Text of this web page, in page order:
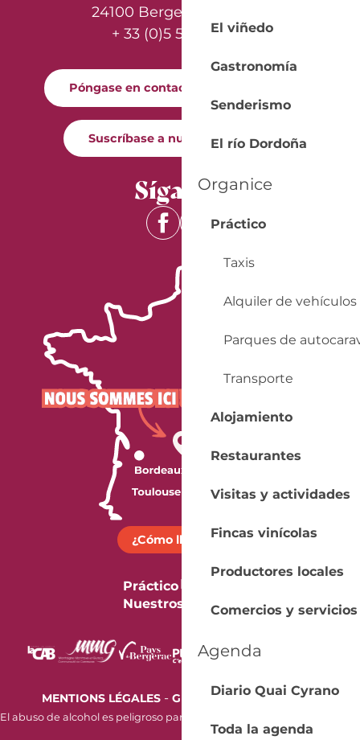
El viñedo
Gastronomía
Senderismo
El río Dordoña
Organice
Práctico
Taxis
Alquiler de vehículos
Parques de
Transporte
Alojamiento
Restaurantes
Visitas y actividades
Fincas vinícolas
Productores locales
Comercios y servicios
Agenda
Diario Quai Cyrano
Toda la agenda
24100 Bergerac - France
+ 33 (0)5 53 57 03 11
Póngase en contacto con nosotros
Suscríbase a nuestro boletín
Síganos
¿Cómo llegar?
Práctico
Nuestros folletos
MENTIONS LÉGALES- GESTION DES COOKIES
El abuso de alcohol es peligroso para la salud. Beba con moderación.